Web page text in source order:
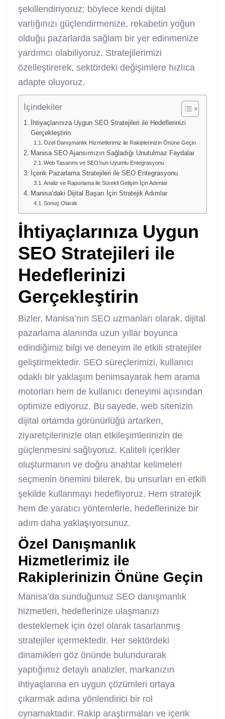
şekillendiriyoruz; böylece kendi dijital
varlığınızı güçlendirmenize, rekabetin yoğun
olduğu pazarlarda sağlam bir yer edinmenize
yardımcı olabiliyoruz. Stratejilerimizi
özelleştirerek, sektördeki değişimlere hızlıca
adapte oluyoruz.
İçindekiler
İhtiyaçlarınıza Uygun SEO Stratejileri ile Hedeflerinizi
Gerçekleştirin
Özel Danışmanlık Hizmetlerimiz ile Rakiplerinizin Önüne Geçin
Manisa SEO Ajansımızın Sağladığı Unutulmaz Faydalar
Web Tasarımı ve SEO’nun Uyumlu Entegrasyonu
İçerik Pazarlama Stratejileri ile SEO Entegrasyonu
Analiz ve Raporlama ile Sürekli Gelişim İçin Adımlar
Manisa’daki Dijital Başarı İçin Stratejik Adımlar
Sonuç Olarak
İhtiyaçlarınıza Uygun
SEO Stratejileri ile
Hedeflerinizi
Gerçekleştirin
Bizler, Manisa’nın SEO uzmanları olarak, dijital
pazarlama alanında uzun yıllar boyunca
edindiğimiz bilgi ve deneyim ile etkili stratejiler
geliştirmektedir. SEO süreçlerimizi, kullanıcı
odaklı bir yaklaşım benimsayarak hem arama
motorları hem de kullanıcı deneyimi açısından
optimize ediyoruz. Bu sayede, web sitenizin
dijital ortamda görünürlüğü artarken,
ziyaretçilerinizle olan etkileşimlerinizin de
güçlenmesini sağlıyoruz. Kaliteli içerikler
oluşturmanın ve doğru anahtar kelimeleri
seçmenin önemini bilerek, bu unsurları en etkili
şekilde kullanmayı hedefliyoruz. Hem stratejik
hem de yaratıcı yöntemlerle, hedeflerinize bir
adım daha yaklaşıyorsunuz.
Özel Danışmanlık
Hizmetlerimiz ile
Rakiplerinizin Önüne Geçin
Manisa’da sunduğumuz SEO danışmanlık
hizmetleri, hedeflerinize ulaşmanızı
desteklemek için özel olarak tasarlanmış
stratejiler içermektedir. Her sektördeki
dinamikleri göz önünde bulundurarak
yaptığımız detaylı analizler, markanızın
ihtiyaçlarına en uygun çözümleri ortaya
çıkarmak adına yönlendirici bir rol
oynamaktadır. Rakip araştırmaları ve içerik